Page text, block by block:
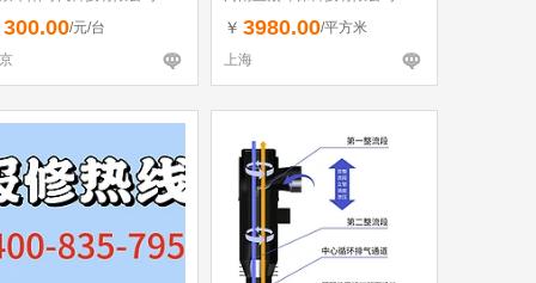
300.00/元/台
￥ 3980.00/平方米
上海